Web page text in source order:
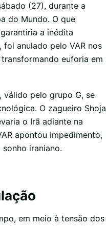
(27), durante a
do Mundo. O que
a inédita
anulado pelo VAR nos
euforia em
válido pelo grupo G, se
O zagueiro Shoja
o Irã adiante na
apontou impedimento,
iraniano.
em meio à tensão dos